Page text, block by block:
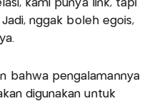
kami punya link, tapi
nggak boleh egois,
bahwa pengalamannya
digunakan untuk